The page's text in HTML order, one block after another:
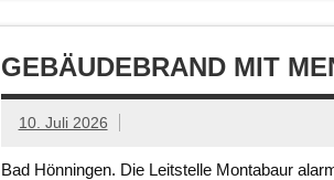
GEBÄUDEBRAND MIT
10. Juli 2026
Bad Hönningen. Die Leitstelle Montabaur